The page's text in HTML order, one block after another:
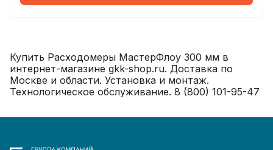
Купить Расходомеры МастерФлоу 300 мм в
интернет-магазине gkk-shop.ru. Доставка по
Москве и области. Установка и монтаж.
Технологическое обслуживание. 8 (800) 101-95-47